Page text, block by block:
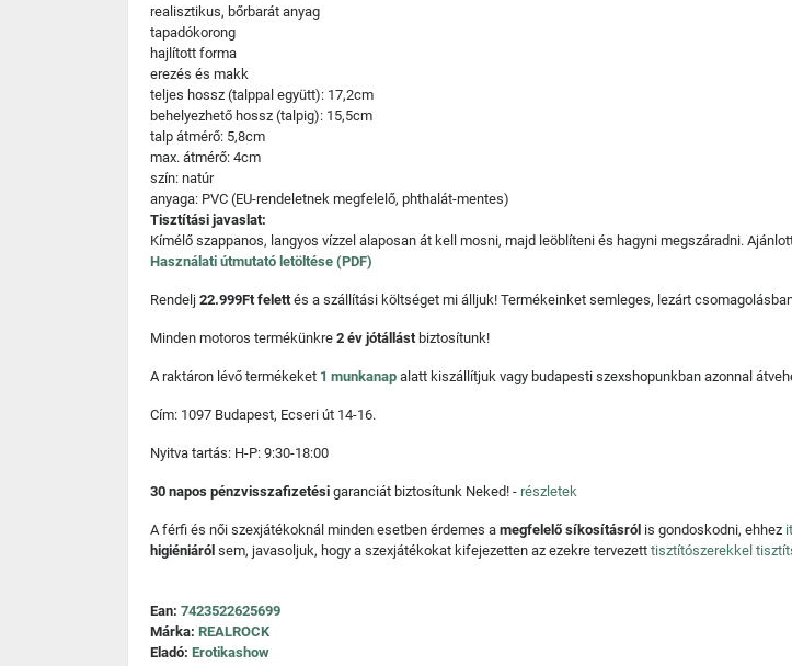
realisztikus, bőrbarát anyag
tapadókorong
hajlított forma
erezés és makk
teljes hossz (talppal együtt): 17,2cm
behelyezhető hossz (talpig): 15,5cm
talp átmérő: 5,8cm
max. átmérő: 4cm
szín: natúr
anyaga: PVC (EU-rendeletnek megfelelő, phthalát-mentes)
Tisztítási javaslat:
Kímélő szappanos, langyos vízzel alaposan át kell mosni, majd leöblíteni és hagyni megszáradni.
Használati útmutató letöltése (PDF)
Rendelj 22.999Ft felettés a szállítási költséget mi álljuk! Termékeinket semleges, lezárt
Minden motoros termékünkre 2 év jótállást biztosítunk!
A raktáron lévő termékeket 1 munkanap alatt kiszállítjuk vagy budapesti szexshopunkban azonnal
Cím: 1097 Budapest, Ecseri út 14-16.
Nyitva tartás: H-P: 9:30-18:00
30 napos pénzvisszafizetési garanciát biztosítunk Neked! - részletek
A férfi és női szexjátékoknál minden esetben érdemes a megfelelő síkosításról is gondoskodni, ehhez
higiéniáról sem, javasoljuk, hogy a szexjátékokat kifejezetten az ezekre tervezett tisztítószerekkel
Ean: 7423522625699
Márka: REALROCK
Eladó: Erotikashow